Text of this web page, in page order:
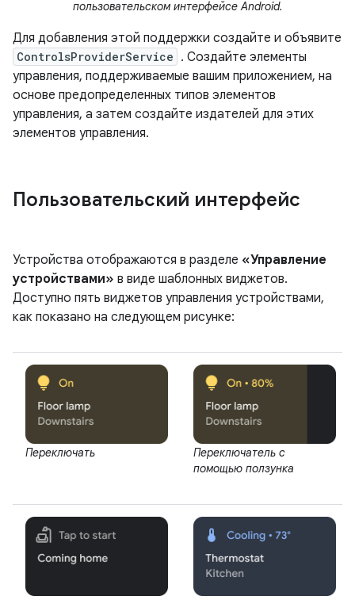
пользовательском интерфейсе Android.
Для добавления этой поддержки создайте и объявите
ControlsProviderService . Создайте элементы
управления, поддерживаемые вашим приложением, на
основе предопределенных типов элементов
управления, а затем создайте издателей для этих
элементов управления.
Пользовательский интерфейс
Устройства отображаются в разделе «Управление
устройствами» в виде шаблонных виджетов.
Доступно пять виджетов управления устройствами,
как показано на следующем рисунке:
Переключать
Переключатель с
помощью ползунка